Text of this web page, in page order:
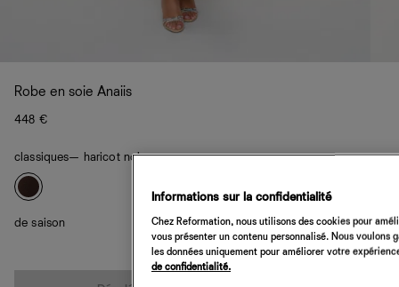
Robe en soie Anaiis
448 €
classiques— haricot noir
de saison
Informations sur la confidentialité
Chez Reformation, nous utilisons des cookies pour
vous présenter un contenu personnalisé. Nous
les données uniquement pour améliorer votre
de confidentialité.